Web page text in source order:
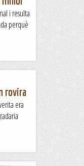
i resulta
perquè
rovira
era